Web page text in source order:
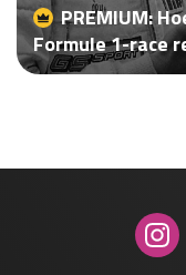
RacePREMIUM:
Formule 1-race